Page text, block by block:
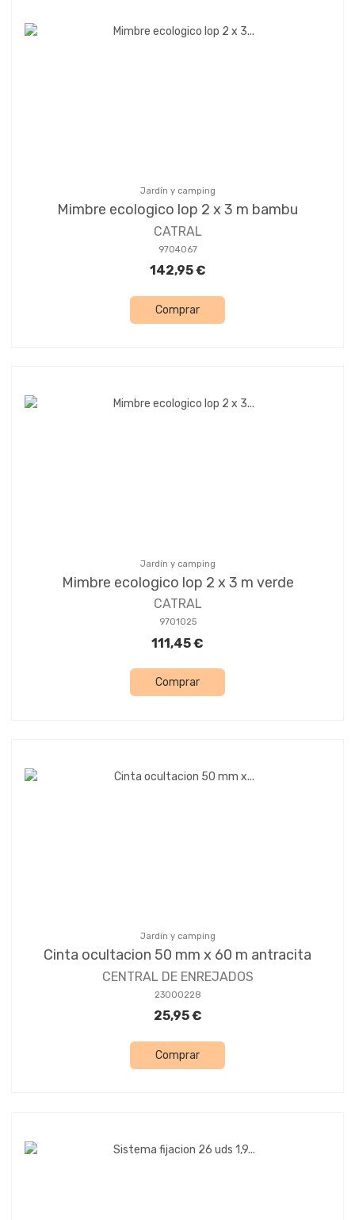
Jardín y camping
Mimbre ecologico lop 2 x 3 m bambu
CATRAL
9704067
142,95 €
Comprar
Jardín y camping
Mimbre ecologico lop 2 x 3 m verde
CATRAL
9701025
111,45 €
Comprar
Jardín y camping
Cinta ocultacion 50 mm x 60 m antracita
CENTRAL DE ENREJADOS
23000228
25,95 €
Comprar